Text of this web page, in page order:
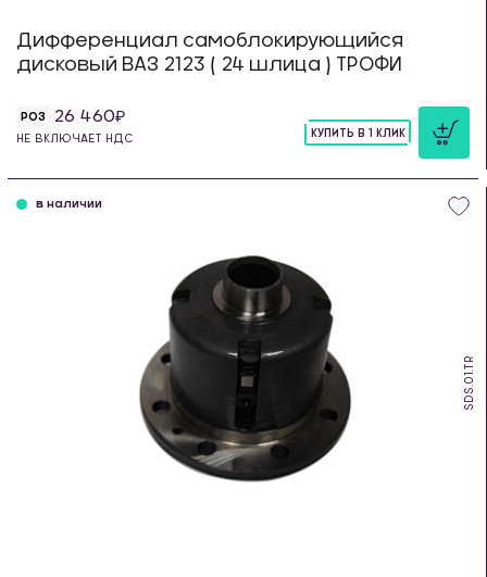
Дифференциал самоблокирующийся
дисковый ВАЗ 2123 ( 24 шлица ) ТРОФИ
РОЗ 26 460
НЕ ВКЛЮЧАЕТ НДС
КУПИТЬ В 1 КЛИК
SDS.01.TR
в наличии